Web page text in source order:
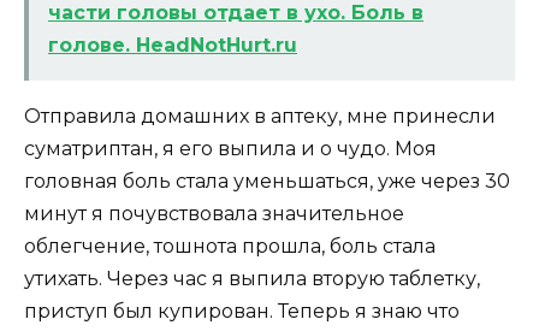
части головы отдает в ухо. Боль в
голове. HeadNotHurt.ru
Отправила домашних в аптеку, мне принесли
суматриптан, я его выпила и о чудо. Моя
головная боль стала уменьшаться, уже через 30
минут я почувствовала значительное
облегчение, тошнота прошла, боль стала
утихать. Через час я выпила вторую таблетку,
приступ был купирован. Теперь я знаю что